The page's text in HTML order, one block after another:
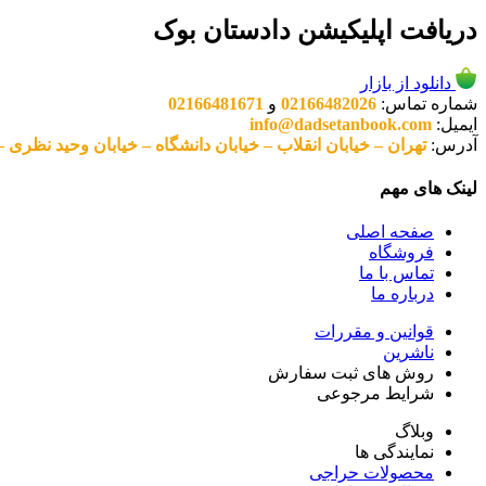
دریافت اپلیکیشن دادستان بوک
دانلود از بازار
شماره تماس: 02166482026 و 02166481671
ایمیل: info@dadsetanbook.com
آدرس:تهران – خیابان انقلاب – خیابان دانشگاه – خیابان وحید نظری – پلاک 49 واحد 3 کد پستی:
لینک های مهم
صفحه اصلی
فروشگاه
تماس با ما
درباره ما
قوانین و مقررات
ناشرین
روش های ثبت سفارش
شرایط مرجوعی
وبلاگ
نمایندگی ها
محصولات حراجی